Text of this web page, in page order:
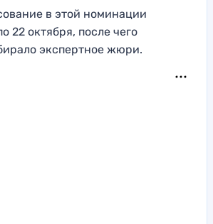
в этой номинации
22 октября, после чего
экспертное жюри.